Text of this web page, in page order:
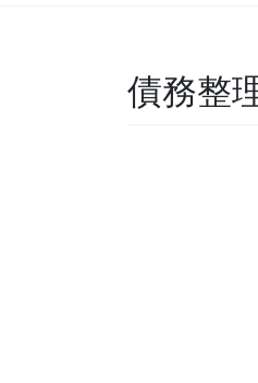
債務整